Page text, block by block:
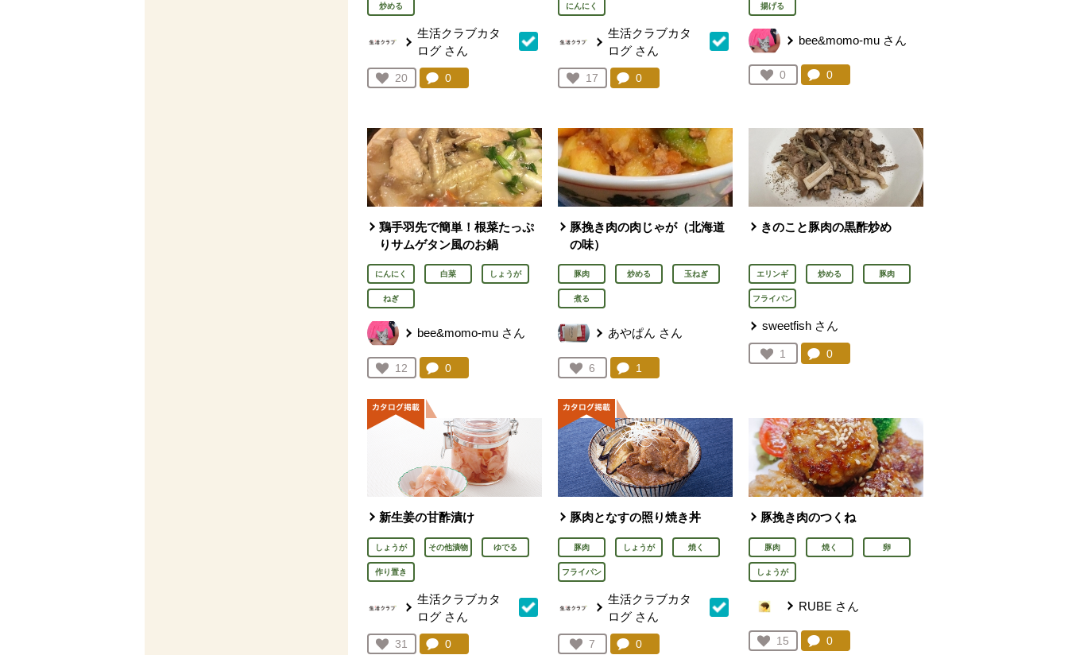
炒める
生活クラブカタ
ログ さん
お気に入り登録：
20
人が登録
コメント：
0
にんにく
生活クラブカタ
ログ さん
お気に入り登録：
17
人が登録
コメント：
0件。コメントを見る。
揚げる
bee&momo-mu さん
お気に入り登録：
0
人が登録
コメント：
0件。コメントを見る。
鶏手羽先で簡単！根菜たっぷ
りサムゲタン風のお鍋
にんにく 白菜 しょうが
ねぎ
bee&momo-mu さん
お気に入り登録：
12
人が登録
コメント：
0
豚挽き肉の肉じゃが（北海道
の味）
豚肉 炒める 玉ねぎ
煮る
あやぱん さん
お気に入り登録：
6
人が登録
コメント：
1 件。コメントを見る。
きのこと豚肉の黒酢炒め
エリンギ 炒める 豚肉
フライパン
sweetfish さん
お気に入り登録：
1
人が登録
コメント：
0件。コメントを見る。
新生姜の甘酢漬け
しょうが その他漬物 ゆでる
作り置き
生活クラブカタ
ログ さん
お気に入り登録：
31
コメント：
0
豚肉となすの照り焼き丼
豚肉 しょうが 焼く
フライパン
生活クラブカタ
ログ さん
お気に入り登録：
7
コメント：
0件。コメントを見る。
豚挽き肉のつくね
豚肉 焼く 卵
しょうが
RUBE さん
お気に入り登録：
15
人が登録
コメント：
0件。コメントを見る。